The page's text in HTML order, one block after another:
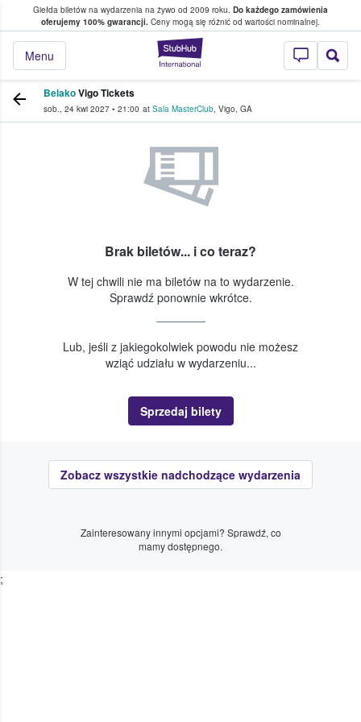
Giełda biletów na wydarzenia na żywo od 2009 roku. Do każdego zamówienia
oferujemy 100% gwarancji. Ceny mogą się różnić od wartości nominalnej.
StubHub —
Menu
w którym fani i kibice kupują i
BelakoVigo Tickets
sob., 24 kwi 2027 • 21:00 at Sala MasterClub, Vigo, GA
Brak biletów... i co teraz?
W tej chwili nie ma biletów na to wydarzenie.
Sprawdź ponownie wkrótce.
Lub, jeśli z jakiegokolwiek powodu nie możesz
wziąć udziału w wydarzeniu...
Sprzedaj bilety
Zobacz wszystkie nadchodzące wydarzenia
Zainteresowany innymi opcjami? Sprawdź, co
mamy dostępnego.
;